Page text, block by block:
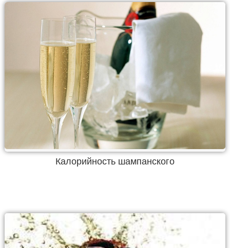
Калорийность шампанского